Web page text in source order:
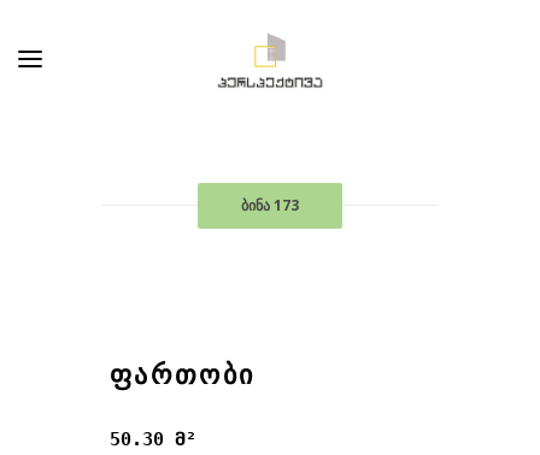
ბინა 173
ᲤᲐᲠᲗᲝᲑᲘ
50.30 მ²